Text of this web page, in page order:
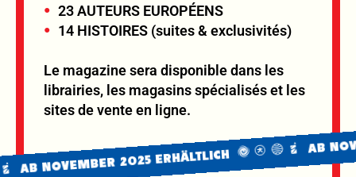
23 AUTEURS EUROPÉENS
14 HISTOIRES (suites & exclusivités)
Le magazine sera disponible dans les
librairies, les magasins spécialisés et les
sites de vente en ligne.
2025 ERHÄLTLICH
AB